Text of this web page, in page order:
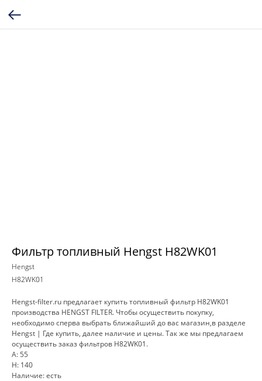
Фильтр топливный Hengst H82WK01
Hengst
H82WK01
Hengst-filter.ru предлагает купить топливный фильтр H82WK01
производства HENGST FILTER. Чтобы осуществить покупку,
необходимо сперва выбрать ближайший до вас магазин,в разделе
Hengst | Где купить, далее наличие и цены. Так же мы предлагаем
осуществить заказ фильтров H82WK01.
A: 55
H: 140
Наличие: есть